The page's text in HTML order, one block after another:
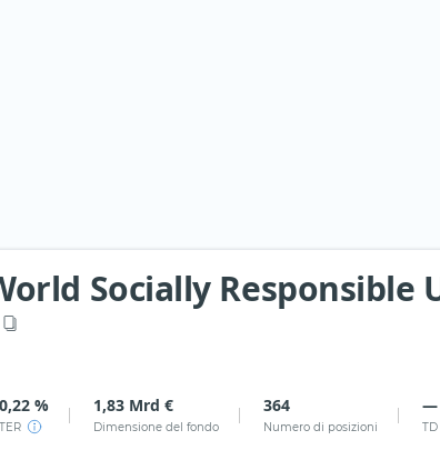
Socially Responsible
0,22 %
TER
1,83 Mrd €
Dimensione del fondo
364
Numero di posizioni
—
TD